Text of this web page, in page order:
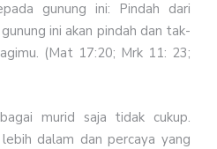
gunung ini: Pindah dari
ini akan pindah dan tak-
(Mat 17:20; Mrk 11: 23;
murid saja tidak cukup.
dalam dan percaya yang